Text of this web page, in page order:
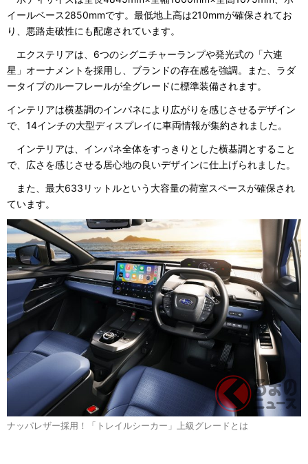
イールベース2850mmです。最低地上高は210mmが確保されてお
り、悪路走破性にも配慮されています。
エクステリアは、6つのシグニチャーランプや発光式の「六連
星」オーナメントを採用し、ブランドの存在感を強調。また、ラダ
ータイプのルーフレールが全グレードに標準装備されます。
インテリアは横基調のインパネにより広がりを感じさせるデザイン
で、14インチの大型ディスプレイに車両情報が集約されました。
インテリアは、インパネ全体をすっきりとした横基調とすること
で、広さを感じさせる居心地の良いデザインに仕上げられました。
また、最大633リットルという大容量の荷室スペースが確保され
ています。
ナッパレザー採用！「トレイルシーカー」上級グレードとは